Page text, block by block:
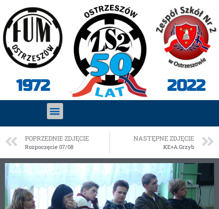
1972 2022
POPRZEDNIE ZDJĘCIE
Rozpoczęcie 07/08
NASTĘPNE ZDJĘCIE
KE+A.Grzyb